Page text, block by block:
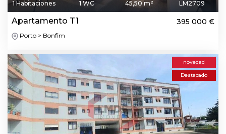
1 Habitaciones 1 WC 45,50 m² LM2709
Apartamento T1 395 000 €
Porto > Bonfim
novedad
Destacado